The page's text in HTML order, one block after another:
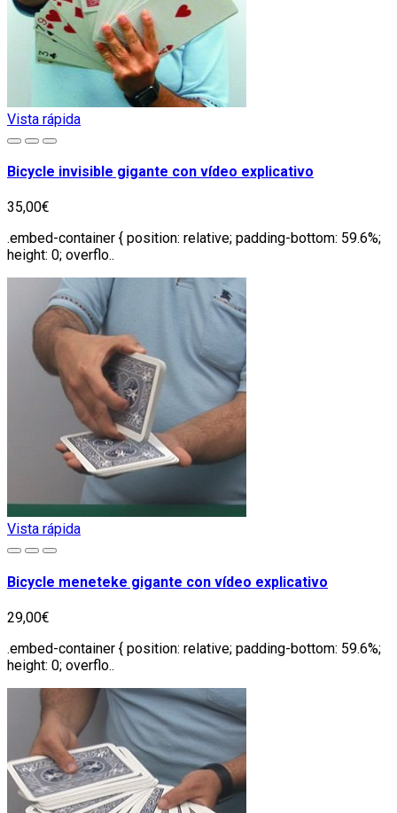
Vista rápida
Bicycle invisible gigante con vídeo explicativo
35,00€
.embed-container { position: relative; padding-bottom: 59.6%;
height: 0; overflo..
Vista rápida
Bicycle meneteke gigante con vídeo explicativo
29,00€
.embed-container { position: relative; padding-bottom: 59.6%;
height: 0; overflo..